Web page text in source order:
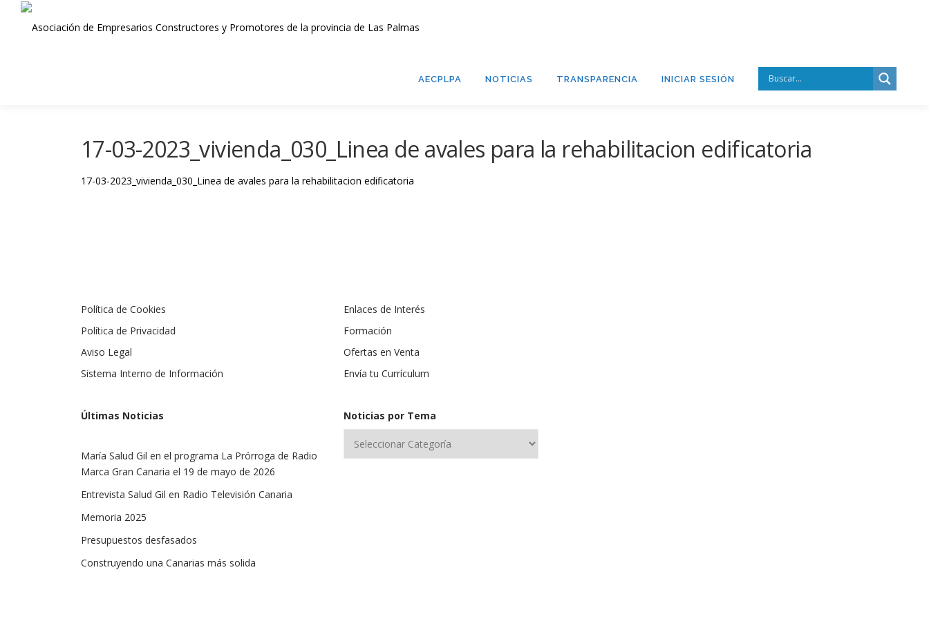
Saltar
AECPLPA NOTICIAS TRANSPARENCIA INICIAR SESIÓN
17-03-2023_vivienda_030_Linea de avales para la rehabilitacion edificatoria
17-03-2023_vivienda_030_Linea de avales para la rehabilitacion edificatoria
Política de Cookies
Política de Privacidad
Aviso Legal
Sistema Interno de Información
Últimas Noticias
María Salud Gil en el programa La Prórroga de Radio
Marca Gran Canaria el 19 de mayo de 2026
Entrevista Salud Gil en Radio Televisión Canaria
Memoria 2025
Presupuestos desfasados
Construyendo una Canarias más solida
Enlaces de Interés
Formación
Ofertas en Venta
Envía tu Currículum
Noticias por Tema